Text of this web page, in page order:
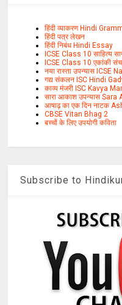
हिंदी व्याकरण Hindi
हिंदी पत्र लेखन
हिंदी निबंध Hindi Essay
ICSE Class 10 साहित्य
ICSE Class 10 एकांकी
नया रास्ता उपन्यास ICSE
गद्य संकलन ISC Hindi
काव्य मंजरी ISC Kavya
सारा आकाश उपन्यास Sara
आषाढ़ का एक दिन नाटक
CBSE Vitan Bhag 2
बच्चों के लिए उपयोगी कविता
Subscribe to